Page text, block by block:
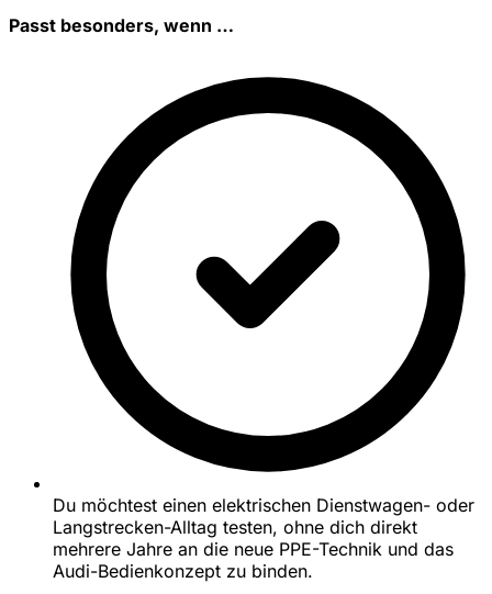
Passt besonders, wenn …
Du möchtest einen elektrischen Dienstwagen- oder
Langstrecken-Alltag testen, ohne dich direkt
mehrere Jahre an die neue PPE-Technik und das
Audi-Bedienkonzept zu binden.